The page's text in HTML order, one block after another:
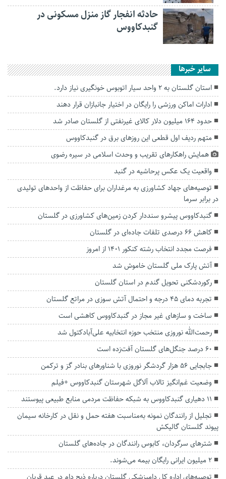
حادثه انفجار گاز منزل مسکونی در
گنبدکاووس
سایر خبرها
استان گلستان به ۲ واحد سیار اتوبوس خونگیری نیاز دارد.
ادارات اماکن ورزشی را رایگان در اختیار جانبازان قرار دهند
حدود ۱۶۴ میلیون دلار کالای غیرنفتی از گلستان صادر شد
متهم ردیف اول قطعی این روزهای برق در گنبدکاووس
همایش راهکارهای تقریب و وحدت اسلامی در سیره رضوی
واقعیت یک عکس پرحاشیه در گنبد
توصیه‌های جهاد کشاورزی به مرغداران برای حفاظت از واحد‌های تولیدی
در برابر سرما
گنبدکاووس پیشرو سنددار کردن زمین‌های کشاورزی در گلستان
کاهش ۶۶ درصدی تلفات جاده‌ای در گلستان
فرصت مجدد انتخاب رشته کنکور ۱۴۰۱ از امروز
آتش پارک ملی گلستان خاموش شد
رکوردشکنی تحویل گندم در استان گلستان
تجربه دمای ۴۵ درجه و احتمال آتش سوزی در مراتع گلستان
ساخت و سازهای غیر مجاز در گنبدکاووس کاهشی است
رحمت‌الله نوروزی منتخب حوزه انتخابیه علی‌آبادکتول شد
۶۰ درصد جنگل‌های گلستان آفت‌زده است
جابجایی ۵۶ هزار گردشگر نوروزی با شناور‌های بنادر گز و ترکمن
وضعیت غم‌انگیز تالاب آلاگل شهرستان گنبدکاووس +فیلم
۱۱ دهیاری گنبدکاووس به شبکه حفاظت مردمی منابع طبیعی پیوستند
تجلیل از رانندگان نمونه به‌مناسبت هفته حمل و نقل در کارخانه سیمان
پیوند گلستان گالیکش
شترهای سرگردان، کابوس رانندگان در جاده‌های گلستان
۲ میلیون ایرانی رایگان بیمه می‌شوند.